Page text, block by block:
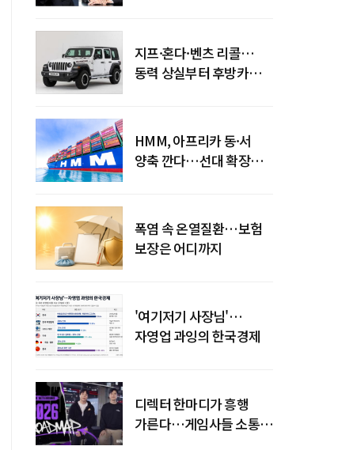
지프·혼다·벤츠 리콜…
동력 상실부터 후방카메라
HMM, 아프리카 동·서
양축 깐다…선대 확장
폭염 속 온열질환…보험
보장은 어디까지
'여기저기 사장님'…
자영업 과잉의 한국경제
디렉터 한마디가 흥행
가른다…게임사들 소통